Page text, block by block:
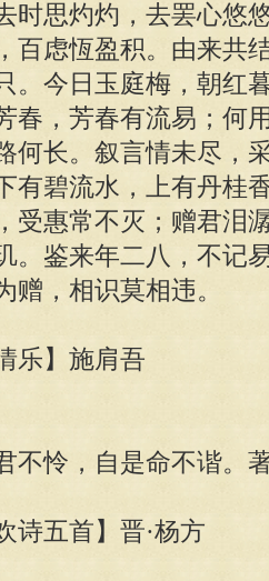
时思灼灼，去罢心悠
百虑恆盈积。由来共
。今日玉庭梅，朝红
春，芳春有流易；何
何长。叙言情未尽，
有碧流水，上有丹桂
受惠常不灭；赠君泪
。鉴来年二八，不记
赠，相识莫相违。
乐】施肩吾
不怜，自是命不谐。
诗五首】晋·杨方